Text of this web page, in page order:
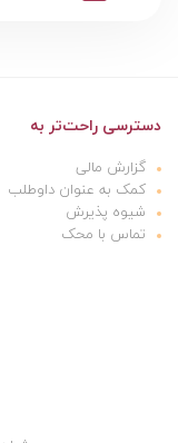
دسترسی راحت‌تر به
گزارش مالی
کمک به عنوان داوطلب
شیوه پذیرش
تماس با محک